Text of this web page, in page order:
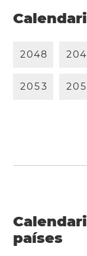
2048 204
2053 205
países